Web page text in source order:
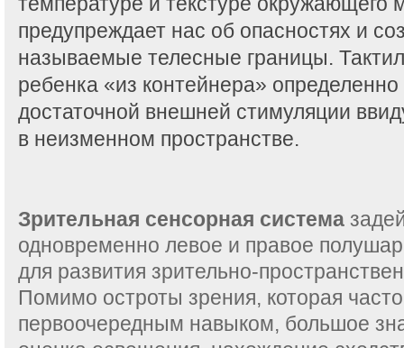
предупреждает нас об опасностях и
называемые телесные границы.
ребенка «из контейнера» определенно
достаточной внешней стимуляции
в неизменном пространстве.
Зрительная сенсорная система
одновременно левое и правое
для развития зрительно-
Помимо остроты зрения, которая
первоочередным навыком, большое